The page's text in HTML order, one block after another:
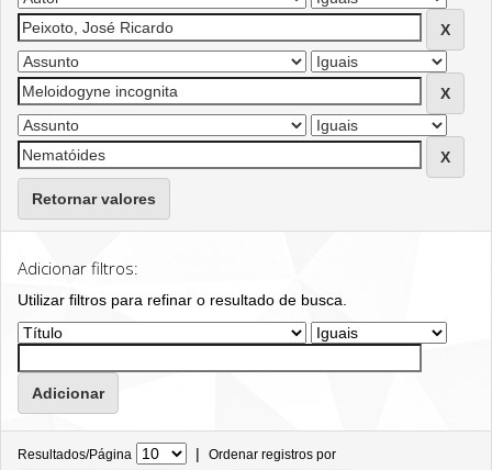
Retornar valores
Adicionar filtros:
Utilizar filtros para refinar o resultado de busca.
Resultados/Página | Ordenar registros por